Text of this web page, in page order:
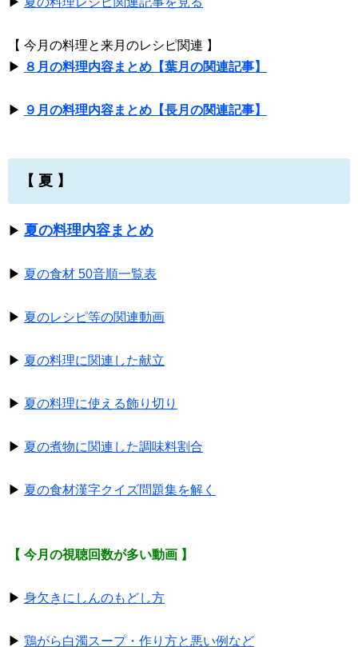
【 今月の料理と来月のレシピ関連 】
▶ ８月の料理内容まとめ【葉月の関連記事】
▶ ９月の料理内容まとめ【長月の関連記事】
【 夏 】
▶ 夏の料理内容まとめ
▶ 夏の食材 50音順一覧表
▶ 夏のレシピ等の関連動画
▶ 夏の料理に関連した献立
▶ 夏の料理に使える飾り切り
▶ 夏の煮物に関連した調味料割合
▶ 夏の食材漢字クイズ問題集を解く
【 今月の視聴回数が多い動画 】
▶ 身欠きにしんのもどし方
▶ 鶏がら白濁スープ・作り方と悪い例など